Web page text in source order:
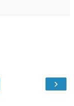
›